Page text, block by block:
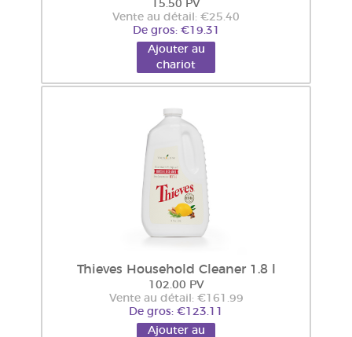
15.50 PV
Vente au détail: €25.40
De gros: €19.31
Ajouter au
chariot
Thieves Household Cleaner 1.8 l
102.00 PV
Vente au détail: €161.99
De gros: €123.11
Ajouter au